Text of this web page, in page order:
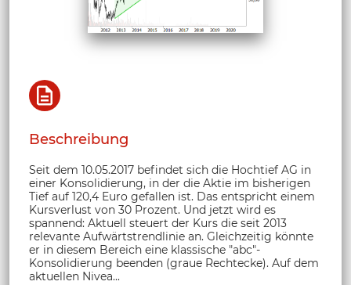
Beschreibung
Seit dem 10.05.2017 befindet sich die Hochtief AG in
einer Konsolidierung, in der die Aktie im bisherigen
Tief auf 120,4 Euro gefallen ist. Das entspricht einem
Kursverlust von 30 Prozent. Und jetzt wird es
spannend: Aktuell steuert der Kurs die seit 2013
relevante Aufwärtstrendlinie an. Gleichzeitig könnte
er in diesem Bereich eine klassische "abc"-
Konsolidierung beenden (graue Rechtecke). Auf dem
aktuellen Nivea...